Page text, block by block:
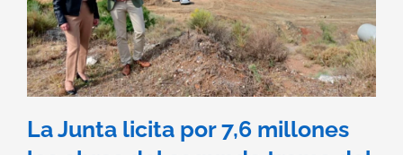
La Junta licita por 7,6 millones